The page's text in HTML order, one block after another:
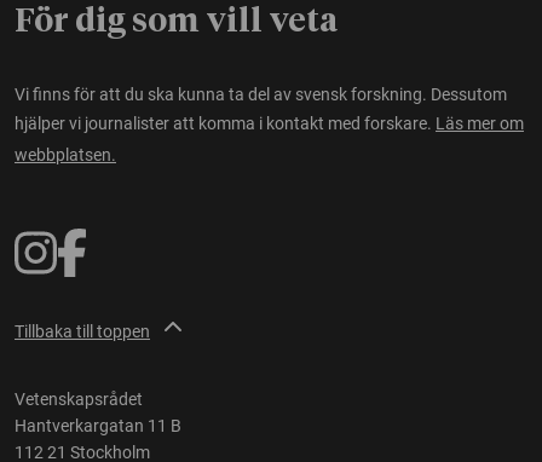
För dig som vill veta
Vi finns för att du ska kunna ta del av svensk forskning. Dessutom
hjälper vi journalister att komma i kontakt med forskare. Läs mer om
webbplatsen.
Tillbaka till toppen
Vetenskapsrådet
Hantverkargatan 11 B
112 21 Stockholm